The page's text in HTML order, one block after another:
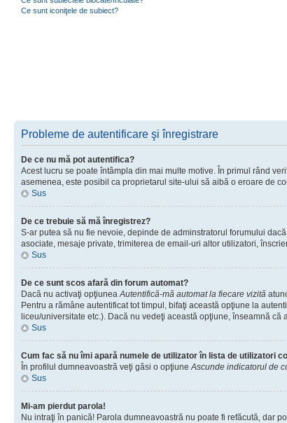
Ce sunt iconiţele de subiect?
Probleme de autentificare şi înregistrare
De ce nu mă pot autentifica?
Acest lucru se poate întâmpla din mai multe motive. În primul rând
asemenea, este posibil ca proprietarul site-ului să aibă o eroare de
Sus
De ce trebuie să mă înregistrez?
S-ar putea să nu fie nevoie, depinde de adminstratorul forumului
asociate, mesaje private, trimiterea de email-uri altor utilizatori,
Sus
De ce sunt scos afară din forum automat?
Dacă nu activaţi opţiuneaAutentifică-mă automat la fiecare vizită
Pentru a rămâne autentificat tot timpul, bifaţi această opţiune la
liceu/universitate etc.). Dacă nu vedeţi această opţiune, înseamnă
Sus
Cum fac să nu îmi apară numele de utilizator în lista de utilizatori
În profilul dumneavoastră veţi găsi o opţiuneAscunde indicatorul de
Sus
Mi-am pierdut parola!
Nu intraţi în panică! Parola dumneavoastră nu poate fi refăcută, dar